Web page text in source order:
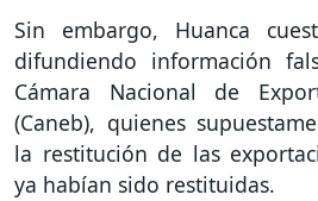
Sin embargo, Huanca
difundiendo información
Cámara Nacional de
(Caneb), quienes
la restitución de las
ya habían sido restituidas.